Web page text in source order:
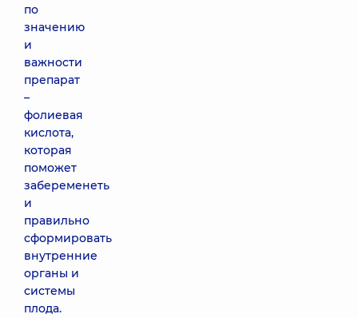
по
значению
и
важности
препарат
–
фолиевая
кислота,
которая
поможет
забеременеть
и
правильно
сформировать
внутренние
органы и
системы
плода.